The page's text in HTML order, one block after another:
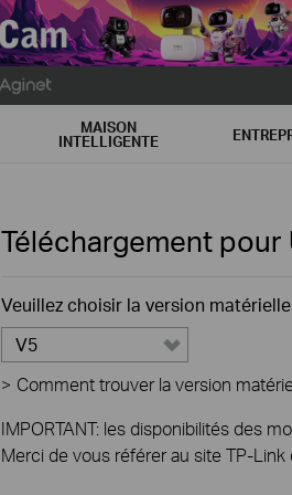
MAISON
INTELLIGENTE
Téléchargement pour
Veuillez choisir la version
V5
> Comment trouver la version
IMPORTANT: les disponibilités des
Merci de vous référer au site TP-